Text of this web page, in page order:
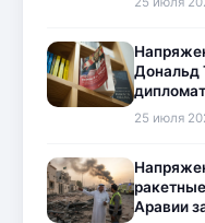
Дональд
25 июля
Аравии